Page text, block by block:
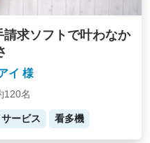
求ソフトで叶わなか
イ 様
120名
ービス 看多機